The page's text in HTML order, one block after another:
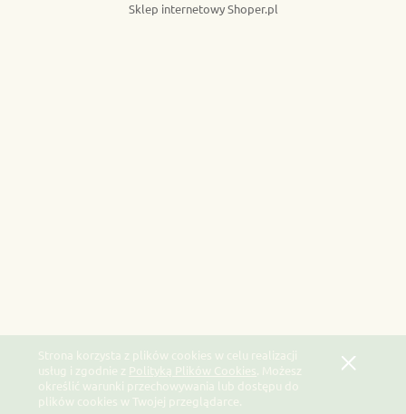
Strona korzysta z plików cookies w celu realizacji
usług i zgodnie z Polityką Plików Cookies . Możesz
określić warunki przechowywania lub dostępu do
plików cookies w Twojej przeglądarce.
Sklep internetowy Shoper.pl